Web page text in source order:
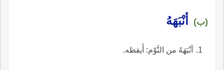
(ب) أنْبَهَهُ
أنْبَهَهُ من النَّوْم: أَيقظه.